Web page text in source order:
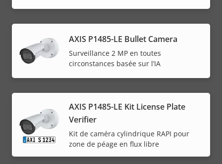
AXIS P1485-LE Bullet Camera
Surveillance 2 MP en toutes
circonstances basée sur l’IA
AXIS P1485-LE Kit License Plate
Verifier
Kit de caméra cylindrique RAPI pour
zone de péage en flux libre